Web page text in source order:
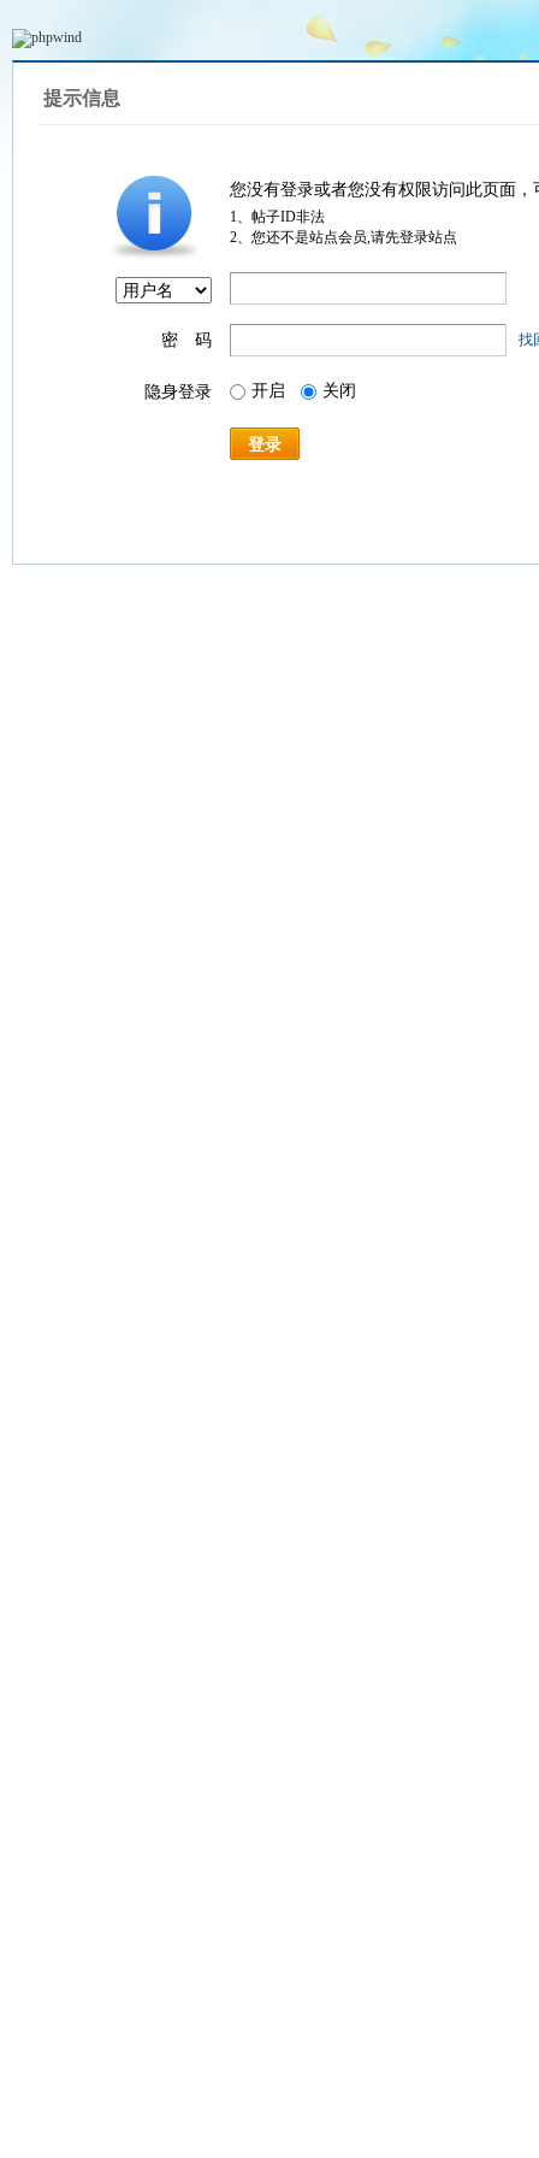
提示信息
您没有登录或者您没有权限访问此页面
1、帖子ID非法
2、您还不是站点会员,请先登录站点
密 码 找
隐身登录 开启 关闭
登录